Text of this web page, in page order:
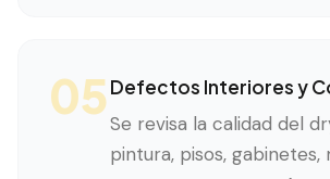
05Defectos Interiores y
Se revisa la calidad del
pintura, pisos, gabinetes,